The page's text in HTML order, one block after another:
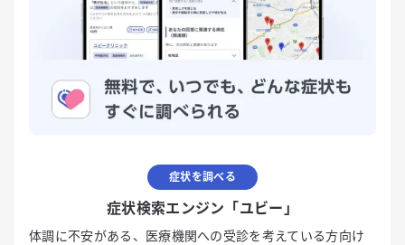
症状を調べる
症状検索エンジン「ユビー」
体調に不安がある、医療機関への受診を考えている方向け